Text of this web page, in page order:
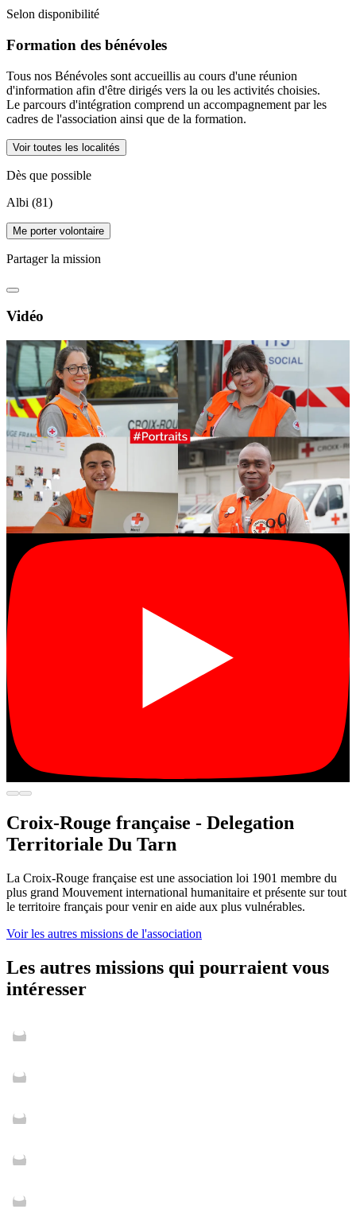
Selon disponibilité
Formation des bénévoles
Tous nos Bénévoles sont accueillis au cours d'une réunion
d'information afin d'être dirigés vers la ou les activités choisies.
Le parcours d'intégration comprend un accompagnement par les
cadres de l'association ainsi que de la formation.
Voir toutes les localités
Dès que possible
Albi (81)
Me porter volontaire
Partager la mission
Vidéo
Croix-Rouge française - Delegation
Territoriale Du Tarn
La Croix-Rouge française est une association loi 1901 membre du
plus grand Mouvement international humanitaire et présente sur tout
le territoire français pour venir en aide aux plus vulnérables.
Voir les autres missions de l'association
Les autres missions qui pourraient vous
intéresser